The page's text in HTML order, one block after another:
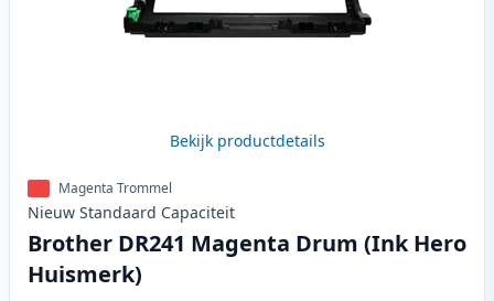
Bekijk productdetails
Magenta Trommel
Nieuw Standaard Capaciteit
Brother DR241 Magenta Drum (Ink Hero
Huismerk)